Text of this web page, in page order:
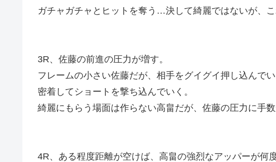
ガチャガチャとヒットを奪う…決して綺麗ではないが、
3R、佐藤の前進の圧力が増す。
フレームの小さい佐藤だが、相手をグイグイ押し込んで
密着してショートを撃ち込んでいく。
綺麗にもらう場面は作らない高畠だが、佐藤の圧力に手数
4R、ある程度距離が空けば、高畠の強烈なアッパーが何